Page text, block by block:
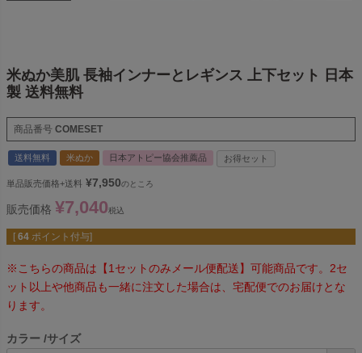
米ぬか美肌 長袖インナーとレギンス 上下セット 日本
製 送料無料
商品番号 COMESET
送料無料 米ぬか 日本アトピー協会推薦品 お得セット
単品販売価格+送料 ¥7,950のところ
販売価格 ¥7,040税込
[ 64 ポイント付与]
※こちらの商品は【1セットのみメール便配送】可能商品です。2セ
ット以上や他商品も一緒に注文した場合は、宅配便でのお届けとな
ります。
カラー サイズ